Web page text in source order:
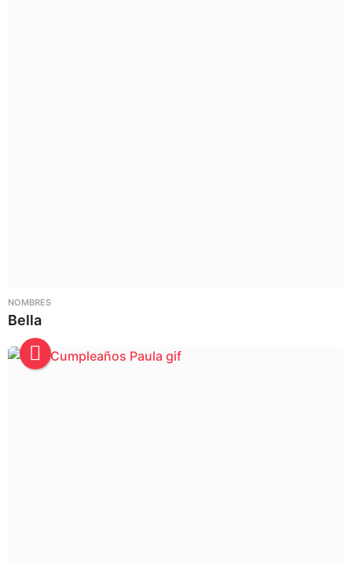
NOMBRES
Bella